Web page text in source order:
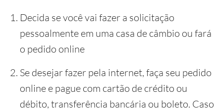
Decida se você vai fazer a solicitação
pessoalmente em uma casa de câmbio ou fará
o pedido online
Se desejar fazer pela internet, faça seu pedido
online e pague com cartão de crédito ou
débito, transferência bancária ou boleto. Caso